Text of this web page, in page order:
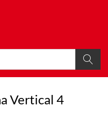
Buscar
Vertical 4